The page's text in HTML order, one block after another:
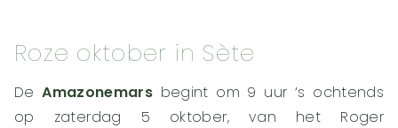
Roze oktober in Sète
DeAmazonemars begint om 9 uur ’s ochtends
op zaterdag 5 oktober, van het Roger